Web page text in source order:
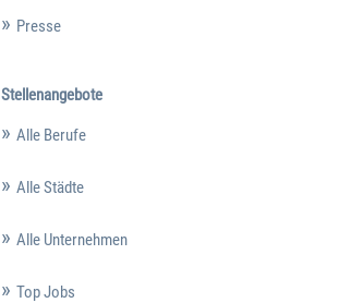
Presse
Stellenangebote
Alle Berufe
Alle Städte
Alle Unternehmen
Top Jobs